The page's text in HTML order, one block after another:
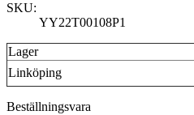
SKU:
YY22T00108P1
Lager
Linköping
Beställningsvara